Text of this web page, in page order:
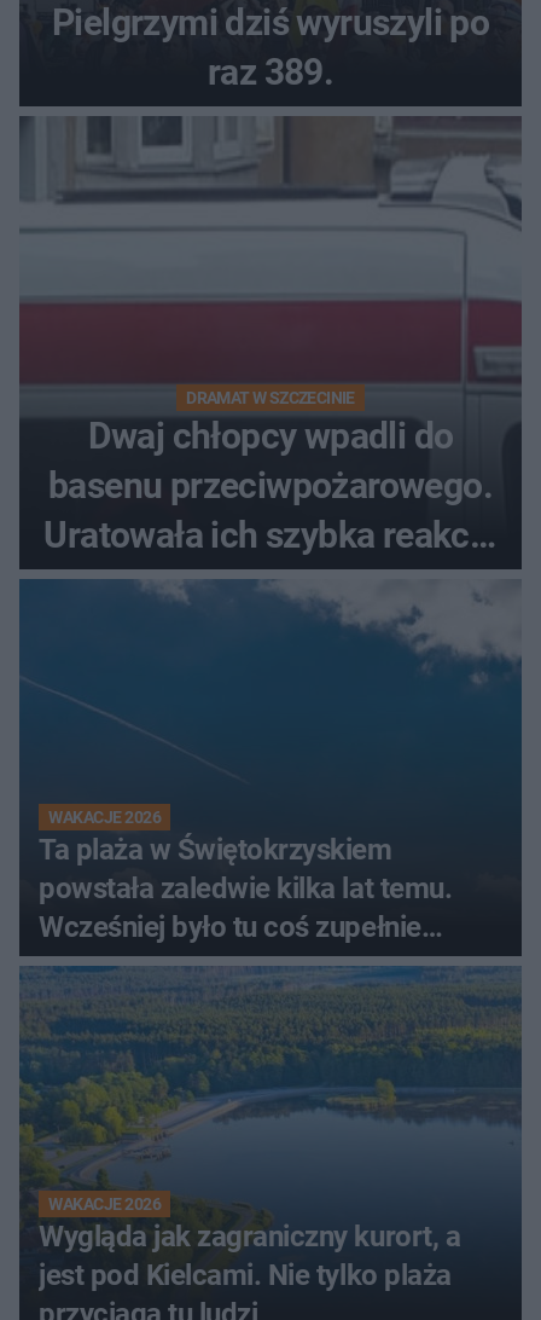
Pielgrzymi dziś wyruszyli po
raz 389.
DRAMAT W SZCZECINIE
Dwaj chłopcy wpadli do
basenu przeciwpożarowego.
Uratowała ich szybka reakcja
świadków
WAKACJE 2026
Ta plaża w Świętokrzyskiem
powstała zaledwie kilka lat temu.
Wcześniej było tu coś zupełnie
innego
WAKACJE 2026
Wygląda jak zagraniczny kurort, a
jest pod Kielcami. Nie tylko plaża